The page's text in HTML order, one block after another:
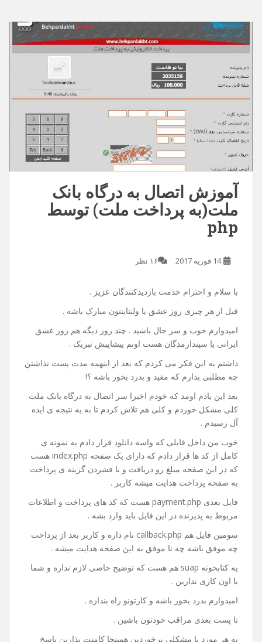
ملت(به پرداخت ملت) توسط
php
14 فوریه 2017 ۱۶ نظر
با سلام و احترام خدمت بازدیدکنندگان عزیز .
قبل از هر چیزی روز عشق یا ولنتاینتون مبارک باشه .
امیدوارم خوب و سر حال باشید . چند روز دیگه هم روز عشق
ایرانی یا سپندارمذگان هست اونم پیشاپیش تبریک .
داشتم به این فکر می کردم که بعد از اینهمه مدت پست نذاشتن
چه مطلبی بذارم که مفید و بدرد بخور باشه ؟!
بعد این یادم اومد که خودم اخیرا سر اتصال به درگاه بانک ملت
کلی مشکل خوردم و کلی هم تلاش کردم تا به یه نتیجه ی ایده
آل رسیدم .
خوب من داخل فایلی که واسه دانلود قرار دادم یه نمونه ی
کامل از کد ها قرار دادم که دارای یک صفحه index.php هست
که در این صفحه مبلغ رو دریافت و با فشردن گزینه ی پرداخت
به صفحه پرداخت هدایت میشه کاربر .
مربوط به پذیرنده در این فایل باید وارد بشه .
سومین فایل هم callback.php نام داره و کاربر بعد از پرداخت
چه موفق باشه چه نا موفق به این صفحه هدایت میشه .